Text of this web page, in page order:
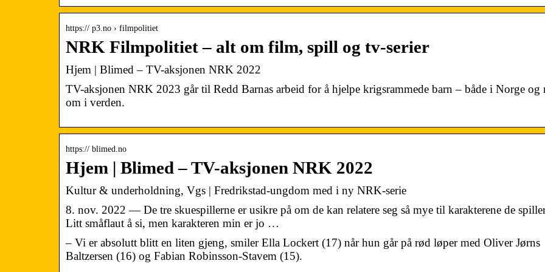
https:// p3.no › filmpolitiet
NRK Filmpolitiet – alt om film, spill og tv-serier
Hjem | Blimed – TV-aksjonen NRK 2022
TV-aksjonen NRK 2023 går til Redd Barnas arbeid for å hjelpe krigsrammede barn – både i Norge og
om i verden.
https:// blimed.no
Hjem | Blimed – TV-aksjonen NRK 2022
Kultur & underholdning, Vgs | Fredrikstad-ungdom med i ny NRK-serie
8. nov. 2022 — De tre skuespillerne er usikre på om de kan relatere seg så mye til karakterene de
Litt småflaut å si, men karakteren min er jo …
– Vi er absolutt blitt en liten gjeng, smiler Ella Lockert (17) når hun går på rød løper med Oliver Jørns
Baltzersen (16) og Fabian Robinsson-Stavem (15).